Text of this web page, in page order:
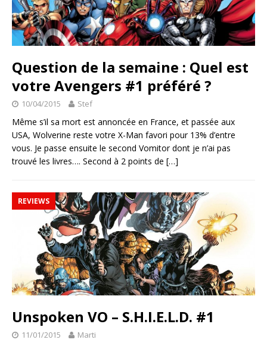
Question de la semaine : Quel est
votre Avengers #1 préféré ?
10/04/2015 Stef
Même s’il sa mort est annoncée en France, et passée aux
USA, Wolverine reste votre X-Man favori pour 13% d’entre
vous. Je passe ensuite le second Vomitor dont je n’ai pas
trouvé les livres…. Second à 2 points de […]
REVIEWS
Unspoken VO – S.H.I.E.L.D. #1
11/01/2015 Marti